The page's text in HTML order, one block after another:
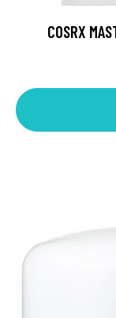
COSRX